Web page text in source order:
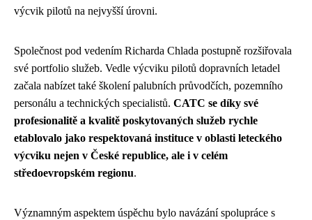
výcvik pilotů na nejvyšší úrovni.
Společnost pod vedením Richarda Chlada postupně rozšiřovala
své portfolio služeb. Vedle výcviku pilotů dopravních letadel
začala nabízet také školení palubních průvodčích, pozemního
personálu a technických specialistů. CATC se díky své
profesionalitě a kvalitě poskytovaných služeb rychle
etablovalo jako respektovaná instituce v oblasti leteckého
výcviku nejen v České republice, ale i v celém
středoevropském regionu.
Významným aspektem úspěchu bylo navázání spolupráce s